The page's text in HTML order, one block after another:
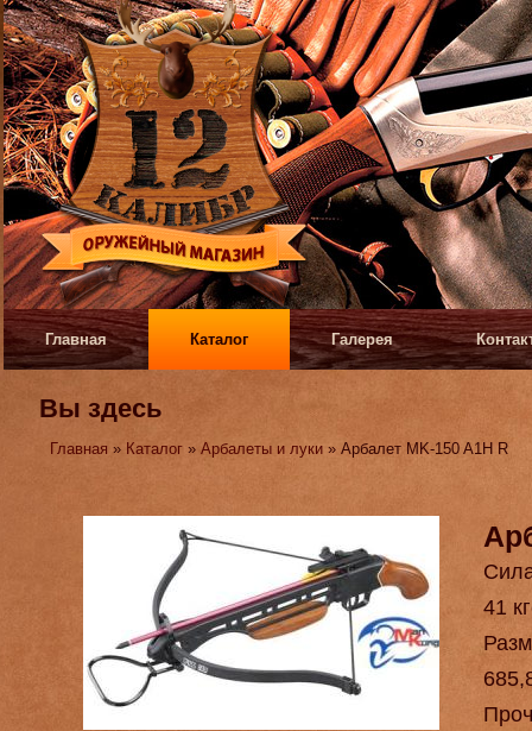
Главная Каталог Галерея
Вы здесь
Главная » Каталог »Арбалеты и луки » Арбалет MK-150 A1H R
41